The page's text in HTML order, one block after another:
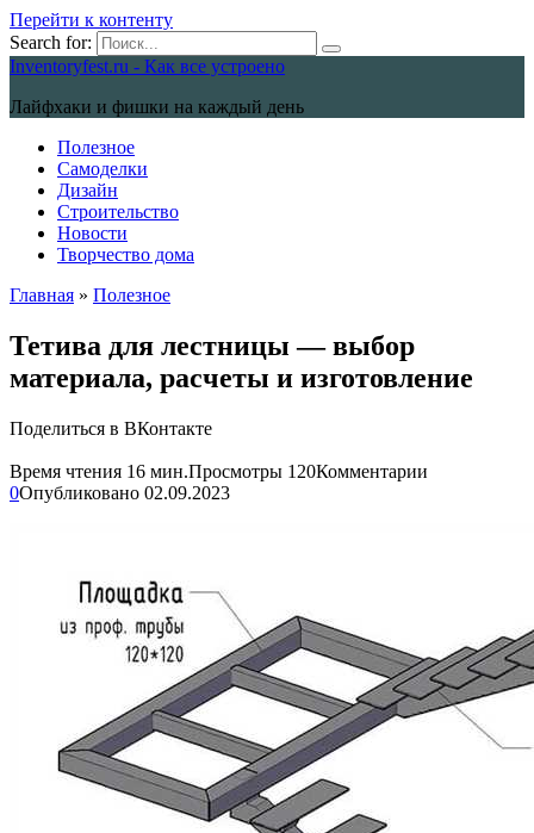
Перейти к контенту
Search for:
Inventoryfest.ru - Как все устроено
Лайфхаки и фишки на каждый день
Полезное
Самоделки
Дизайн
Строительство
Новости
Творчество дома
Главная » Полезное
Тетива для лестницы — выбор
материала, расчеты и изготовление
Поделиться в ВКонтакте
Время чтения 16 мин.Просмотры 120Комментарии
0Опубликовано 02.09.2023